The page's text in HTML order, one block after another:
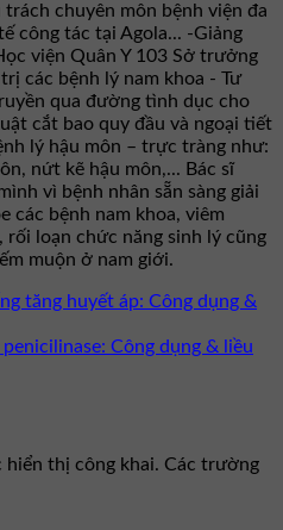
chuyên môn bệnh viện đa
công tác tại Agola... -Giảng
viện Quân Y 103 Sở trưởng
các bệnh lý nam khoa - Tư
qua đường tình dục cho
cắt bao quy đầu và ngoại tiết
lý hậu môn – trực tràng như:
nứt kẽ hậu môn,... Bác sĩ
vì bệnh nhân sẵn sàng giải
các bệnh nam khoa, viêm
rối loạn chức năng sinh lý cũng
muộn ở nam giới.
tăng huyết áp: Công dụng &
Công dụng & liều
hiển thị công khai. Các trường